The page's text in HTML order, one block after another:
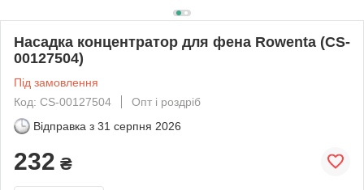
Насадка концентратор для фена Rowenta (CS-
00127504)
Під замовлення
Код: CS-00127504
Опт і роздріб
Відправка з 31 серпня 2026
232 ₴